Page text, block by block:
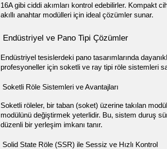
16A gibi ciddi akımları kontrol edebilirler. Kompakt
akıllı anahtar modülleri için ideal çözümler sunar.
Endüstriyel ve Pano Tipi Çözümler
Endüstriyel tesislerdeki pano tasarımlarında
profesyoneller için soketli ve ray tipi röle sistemleri
Soketli Röle Sistemleri ve Avantajları
Soketli röleler, bir taban (soket) üzerine takılan
modülünü değiştirmek yeterlidir. Bu, sistem duruş
düzenli bir yerleşim imkanı tanır.
Solid State Röle (SSR) ile Sessiz ve Hızlı Kontrol